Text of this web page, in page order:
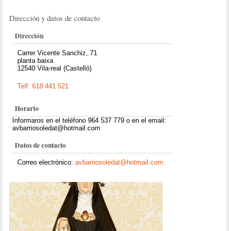
Dirección y datos de contacto
Dirección
Carrer Vicente Sanchiz, 71
planta baixa
12540 Vila-real (Castelló)
Telf: 618 441 521
Horario
Informaros en el teléfono 964 537 779 o en el email:
avbarriosoledat@hotmail.com
Datos de contacto
Correo electrónico:avbarriosoledat@hotmail.com